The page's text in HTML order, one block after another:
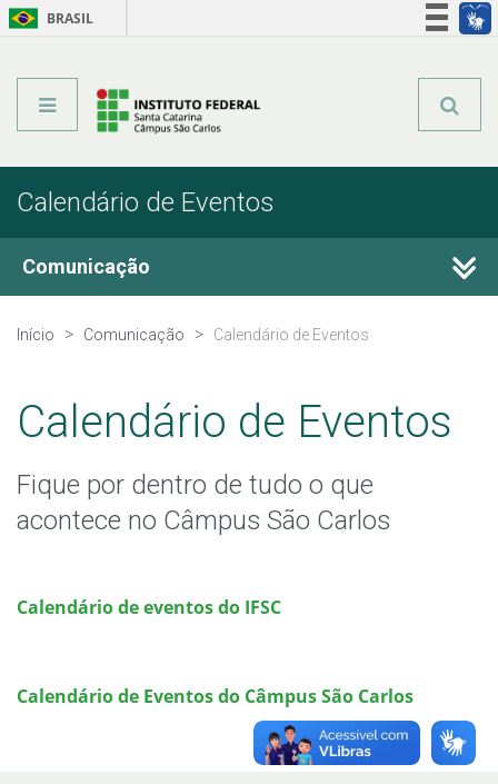
BRASIL
Calendário de Eventos
Comunicação
Fale Conosco
Calendário de Eventos
Notícias
Identidade Visual
Início Comunicação Calendário de Eventos
Calendário de Eventos
Fique por dentro de tudo o que
acontece no Câmpus São Carlos
Calendário de eventos do IFSC
Calendário de Eventos do Câmpus São Carlos